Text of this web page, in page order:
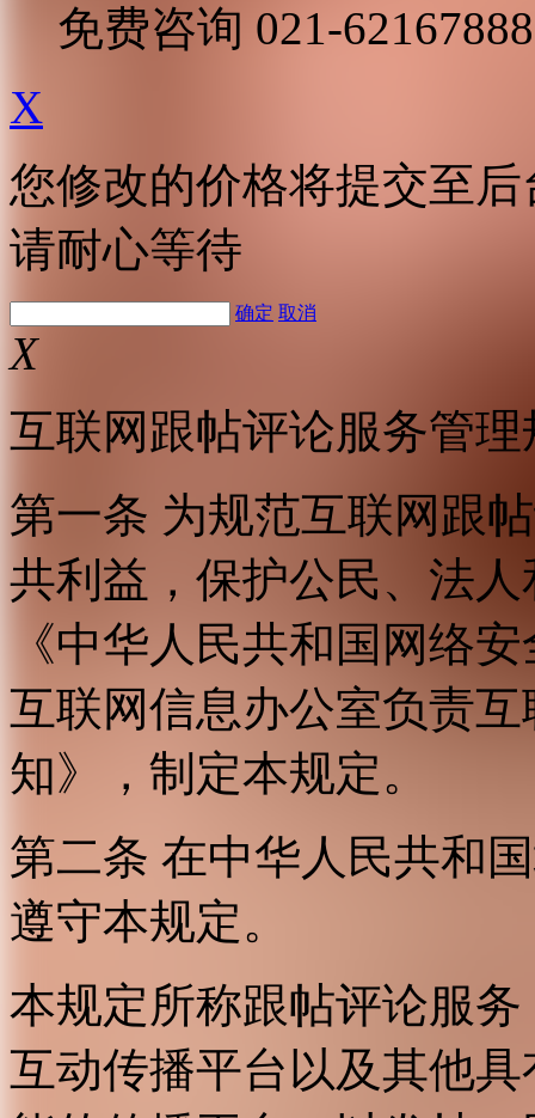
免费咨询 021-62167888
X
您修改的价格将提交至
请耐心等待
确定 取消
X
互联网跟帖评论服务管理
第一条 为规范互联网跟
共利益，保护公民、法
《中华人民共和国网络
互联网信息办公室负责
知》，制定本规定。
第二条 在中华人民共和
遵守本规定。
本规定所称跟帖评论服
互动传播平台以及其他